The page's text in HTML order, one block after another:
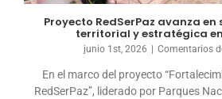
Proyecto RedSerPaz avanza
territorial y estratégica
junio 1st, 2026 Comentarios
En el marco del proyecto
RedSerPaz”, liderado por Parques